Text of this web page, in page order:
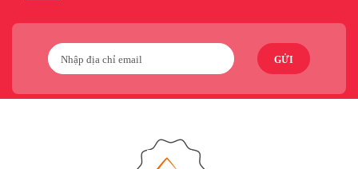
GỬI